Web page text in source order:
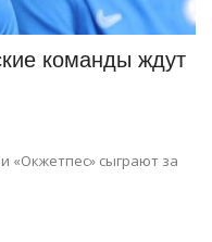
команды ждут
«Окжетпес» сыграют за